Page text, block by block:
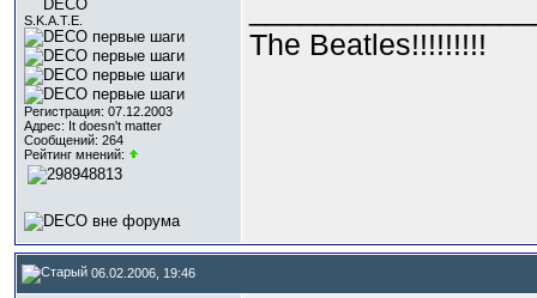
S.K.A.T.E.
Регистрация: 07.12.2003
Адрес: It doesn't matter
Сообщений: 264
Рейтинг мнений:
The Beatles!!!!!!!!!
06.02.2006, 19:46